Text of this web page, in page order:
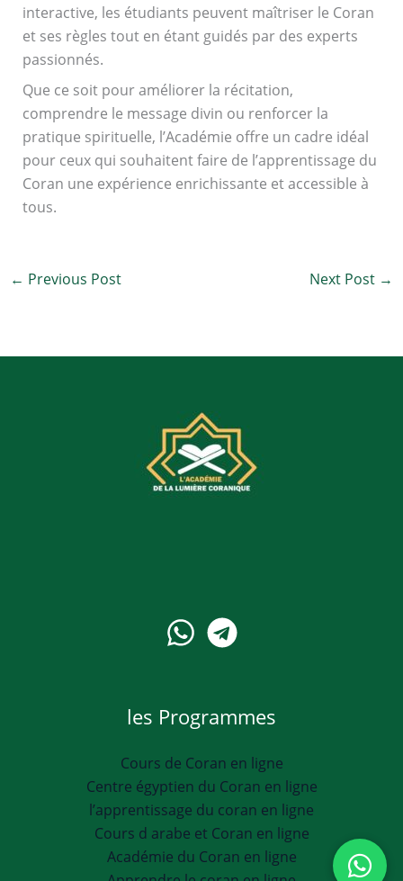
interactive, les étudiants peuvent maîtriser le Coran
et ses règles tout en étant guidés par des experts
passionnés.
Que ce soit pour améliorer la récitation,
comprendre le message divin ou renforcer la
pratique spirituelle, l’Académie offre un cadre idéal
pour ceux qui souhaitent faire de l’apprentissage du
Coran une expérience enrichissante et accessible à
tous.
← Previous Post Next Post →
les Programmes
Cours de Coran en ligne
Centre égyptien du Coran en ligne
l’apprentissage du coran en ligne
Cours d arabe et Coran en ligne
Académie du Coran en ligne